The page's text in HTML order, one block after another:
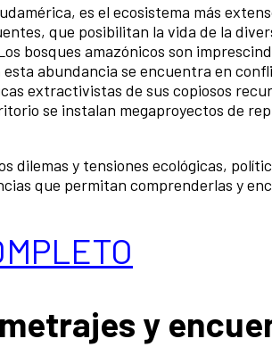
es el ecosistema más
que posibilitan la vida de la
bosques amazónicos son
abundancia se encuentra en
extractivistas de sus copiosos
se instalan megaproyectos de
dilemas y tensiones ecológicas,
que permitan comprenderlas y
y